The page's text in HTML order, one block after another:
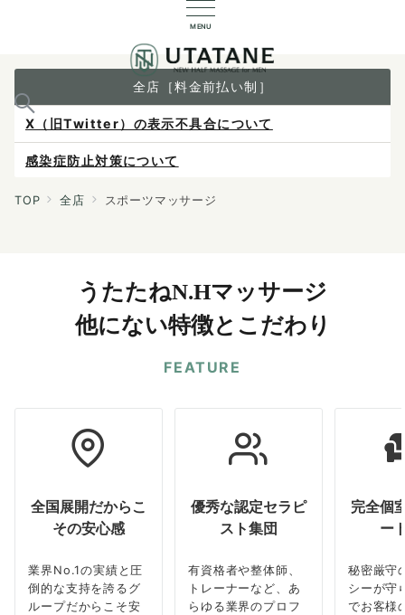
MENU
全店［料金前払い制］
X（旧Twitter）の表示不具合について
感染症防止対策について
ご予約は各店へ直接お問い合わせください。
TOP 全店 スポーツマッサージ
うたたねN.Hマッサージ
他にない特徴とこだわり
FEATURE
全国展開だからこ
その安心感
業界No.1の実績と圧
倒的な支持を誇るグ
ループだからこそ安
優秀な認定セラピ
スト集団
有資格者や整体師、
トレーナーなど、あ
らゆる業界のプロフ
完全個
ー
秘密厳守
シーが守
でお客様